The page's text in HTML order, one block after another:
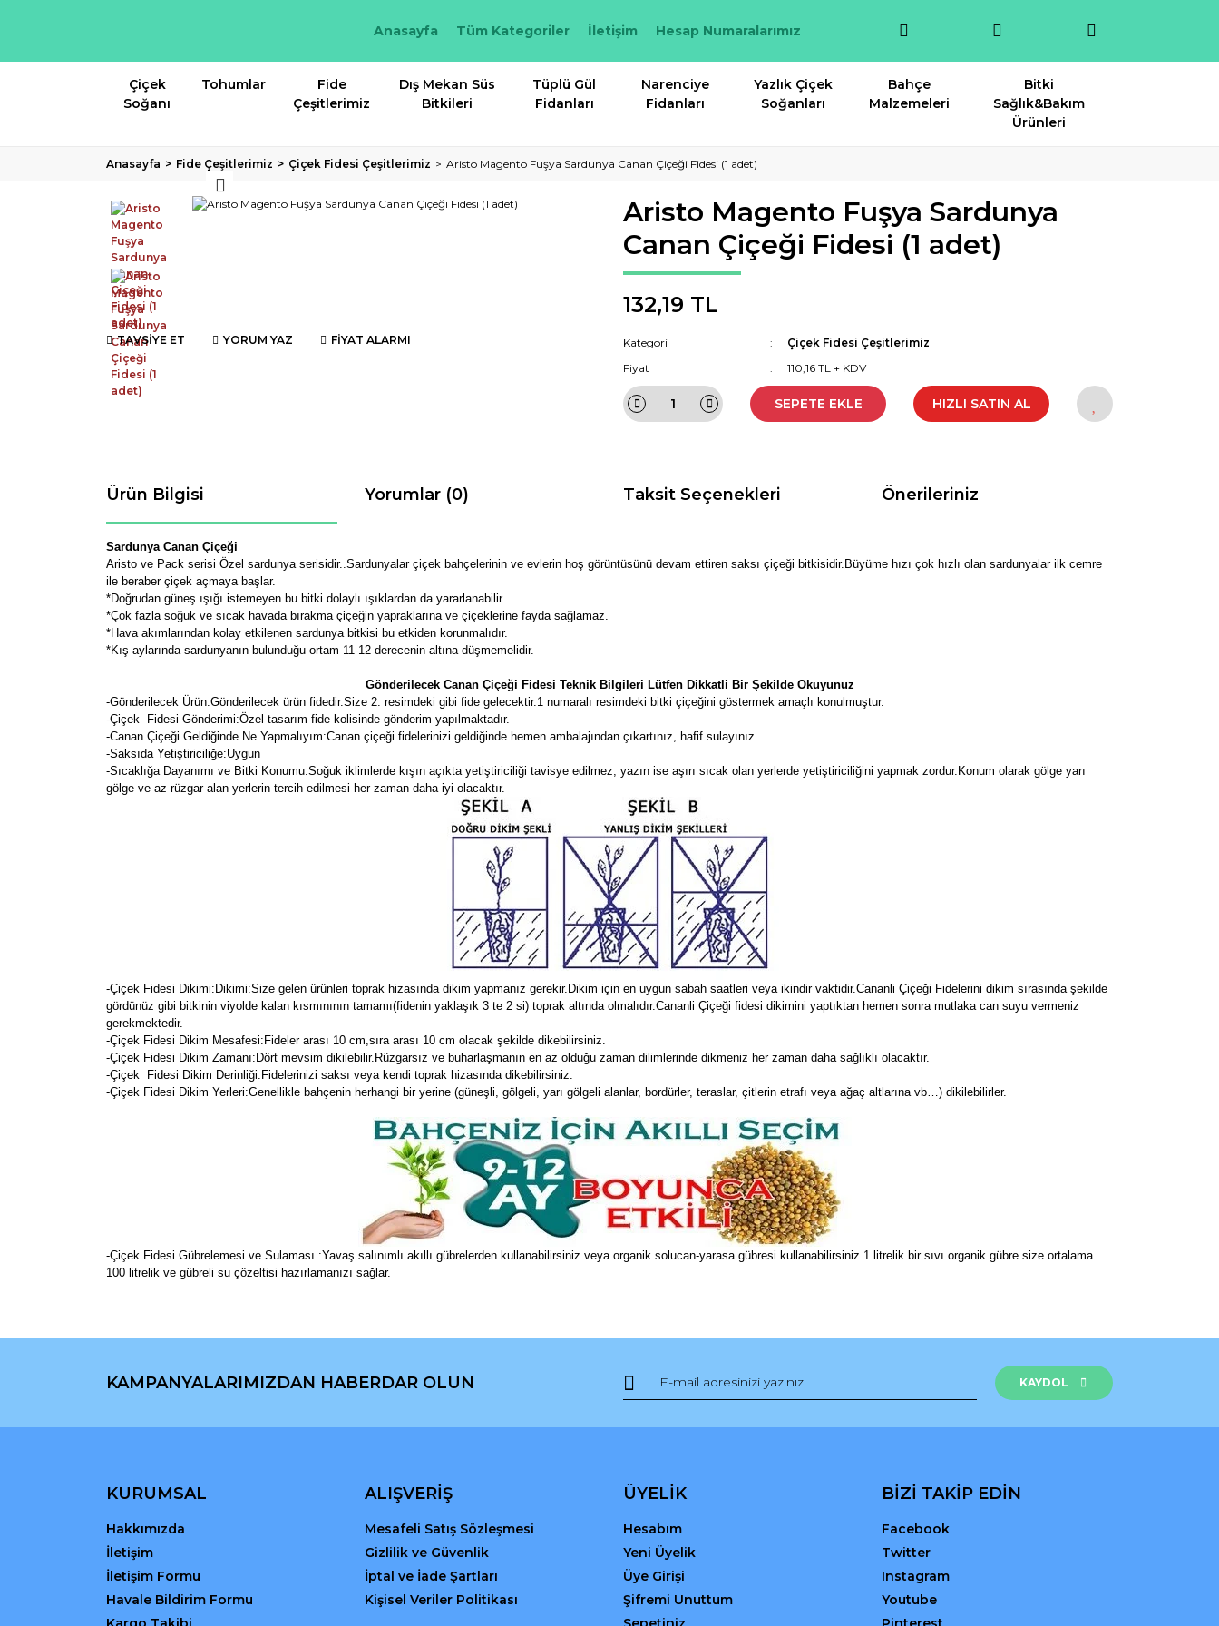
Anasayfa Tüm Kategoriler İletişim Hesap Numaralarımız
Çiçek
Soğanı
Tohumlar
Fide
Çeşitlerimiz
Dış Mekan Süs
Bitkileri
Tüplü Gül
Fidanları
Narenciye
Fidanları
Yazlık Çiçek
Soğanları
Bahçe
Malzemeleri
Bitki
Sağlık&Bakım
Ürünleri
Anasayfa Fide Çeşitlerimiz Çiçek Fidesi Çeşitlerimiz Aristo Magento Fuşya Sardunya Canan Çiçeği Fidesi (1 adet)
TAVSİYE ET YORUM YAZ FİYAT ALARMI
Aristo Magento Fuşya Sardunya
Canan Çiçeği Fidesi (1 adet)
132,19 TL
Kategori
Çiçek Fidesi Çeşitlerimiz
Fiyat
110,16 TL + KDV
SEPETE EKLE HIZLI SATIN AL
Ürün Bilgisi Yorumlar (0) Taksit Seçenekleri Önerileriniz
Sardunya Canan Çiçeği
Aristo ve Pack serisi Özel sardunya serisidir..Sardunyalar çiçek bahçelerinin ve evlerin hoş görüntüsünü devam ettiren saksı çiçeği bitkisidir.Büyüme hızı çok hızlı olan sardunyalar ilk cemre
ile beraber çiçek açmaya başlar.
*Doğrudan güneş ışığı istemeyen bu bitki dolaylı ışıklardan da yararlanabilir.
*Çok fazla soğuk ve sıcak havada bırakma çiçeğin yapraklarına ve çiçeklerine fayda sağlamaz.
*Hava akımlarından kolay etkilenen sardunya bitkisi bu etkiden korunmalıdır.
*Kış aylarında sardunyanın bulunduğu ortam 11-12 derecenin altına düşmemelidir.
Gönderilecek Canan Çiçeği Fidesi Teknik Bilgileri Lütfen Dikkatli Bir Şekilde Okuyunuz
-Gönderilecek Ürün:Gönderilecek ürün fidedir.Size 2. resimdeki gibi fide gelecektir.1 numaralı resimdeki bitki çiçeğini göstermek amaçlı konulmuştur.
-Çiçek Fidesi Gönderimi:Özel tasarım fide kolisinde gönderim yapılmaktadır.
-Canan Çiçeği Geldiğinde Ne Yapmalıyım:Canan çiçeği fidelerinizi geldiğinde hemen ambalajından çıkartınız, hafif sulayınız.
-Saksıda Yetiştiriciliğe:Uygun
-Sıcaklığa Dayanımı ve Bitki Konumu:Soğuk iklimlerde kışın açıkta yetiştiriciliği tavisye edilmez, yazın ise aşırı sıcak olan yerlerde yetiştiriciliğini yapmak zordur.Konum olarak gölge yarı
gölge ve az rüzgar alan yerlerin tercih edilmesi her zaman daha iyi olacaktır.
-Çiçek Fidesi Dikimi: Dikimi:Size gelen ürünleri toprak hizasında dikim yapmanız gerekir.Dikim için en uygun sabah saatleri veya ikindir vaktidir.Cananli Çiçeği Fidelerini dikim sırasında şekilde
gördünüz gibi bitkinin viyolde kalan kısmınının tamamı(fidenin yaklaşık 3 te 2 si) toprak altında olmalıdır.Cananli Çiçeği fidesi dikimini yaptıktan hemen sonra mutlaka can suyu vermeniz
gerekmektedir.
-Çiçek Fidesi Dikim Mesafesi:Fideler arası 10 cm,sıra arası 10 cm olacak şekilde dikebilirsiniz.
-Çiçek Fidesi Dikim Zamanı:Dört mevsim dikilebilir.Rüzgarsız ve buharlaşmanın en az olduğu zaman dilimlerinde dikmeniz her zaman daha sağlıklı olacaktır.
-Çiçek Fidesi Dikim Derinliği:Fidelerinizi saksı veya kendi toprak hizasında dikebilirsiniz.
-Çiçek Fidesi Dikim Yerleri:Genellikle bahçenin herhangi bir yerine (güneşli, gölgeli, yarı gölgeli alanlar, bordürler, teraslar, çitlerin etrafı veya ağaç altlarına vb…) dikilebilirler.
-Çiçek Fidesi Gübrelemesi ve Sulaması :Yavaş salınımlı akıllı gübrelerden kullanabilirsiniz veya organik solucan-yarasa gübresi kullanabilirsiniz.1 litrelik bir sıvı organik gübre size ortalama
100 litrelik ve gübreli su çözeltisi hazırlamanızı sağlar.
Yorum Yaz
Görüş ve önerileriniz için teşekkür ederiz.
Ürün resmi kalitesiz, bozuk veya görüntülenemiyor.
Gönder
KAMPANYALARIMIZDAN HABERDAR OLUN KAYDOL
KURUMSAL
Hakkımızda
İletişim
İletişim Formu
Havale Bildirim Formu
ALIŞVERİŞ
Mesafeli Satış Sözleşmesi
Gizlilik ve Güvenlik
İptal ve İade Şartları
Kişisel Veriler Politikası
ÜYELİK
Hesabım
Yeni Üyelik
Üye Girişi
Şifremi Unuttum
BİZİ TAKİP EDİN
Facebook
Twitter
Instagram
Youtube